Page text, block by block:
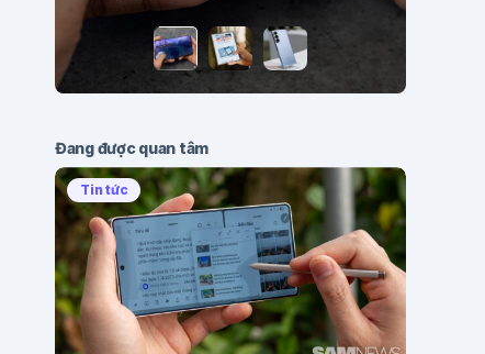
Đang được quan tâm
Tin tức